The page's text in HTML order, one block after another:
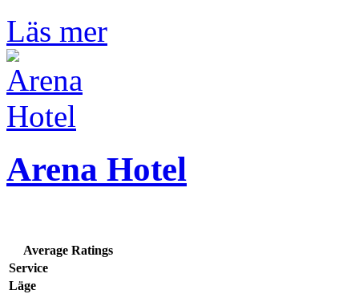
Läs mer
Arena Hotel
Average Ratings
Service
Läge